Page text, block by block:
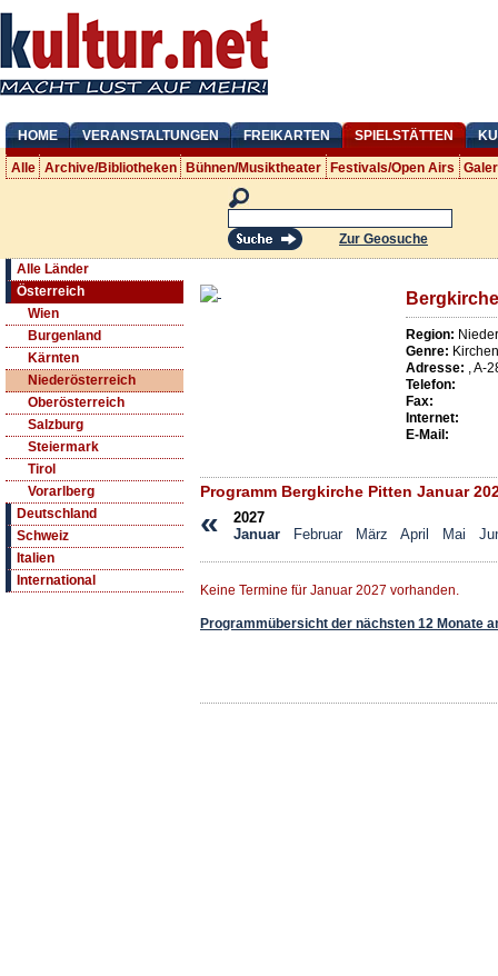
HOME VERANSTALTUNGEN FREIKARTEN SPIELSTÄTTEN
Alle Archive/Bibliotheken Bühnen/Musiktheater Festivals/Open Airs
Zur Geosuche
Alle Länder
Österreich
Wien
Burgenland
Kärnten
Niederösterreich
Oberösterreich
Salzburg
Steiermark
Tirol
Vorarlberg
Deutschland
Schweiz
Italien
International
Region:
Genre: Kirchen
Adresse: ,A-
Telefon:
Fax:
Internet:
E-Mail:
Programm Bergkirche Pitten Januar
«
2027
Januar
Februar März April Mai
Keine Termine für Januar 2027 vorhanden.
Programmübersicht der nächsten 12 Monate